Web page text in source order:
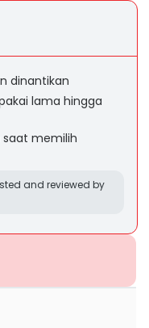
dinantikan
lama hingga
memilih
and reviewed by